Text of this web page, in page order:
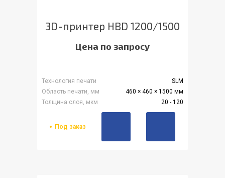
3D-принтер HBD 1200/1500
Цена по запросу
Технология печати
SLM
Область печати, мм
460 × 460 × 1500 мм
Толщина слоя, мкм
20 - 120
Под заказ